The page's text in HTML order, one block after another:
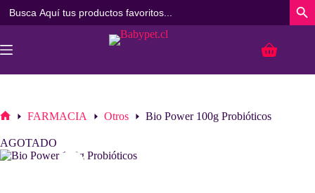
al
contenido
Carro
FARMACIA Otros Bio Power 100g Probióticos
AGOTADO